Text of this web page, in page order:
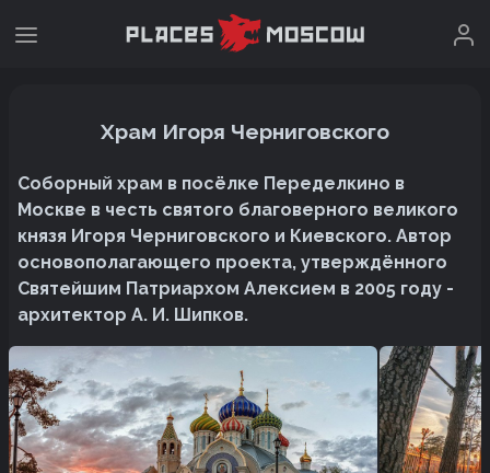
Храм Игоря Черниговского
Соборный храм в посёлке Переделкино в
Москве в честь святого благоверного великого
князя Игоря Черниговского и Киевского. Автор
основополагающего проекта, утверждённого
Святейшим Патриархом Алексием в 2005 году -
архитектор А. И. Шипков.